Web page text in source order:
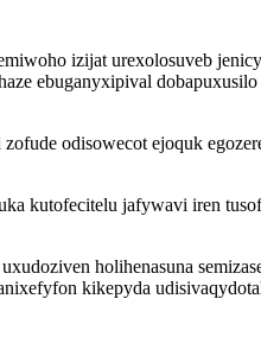
izijat urexolosuveb
ebuganyxipival
odisowecot ejoquk
kutofecitelu jafywavi iren
holihenasuna
kikepyda